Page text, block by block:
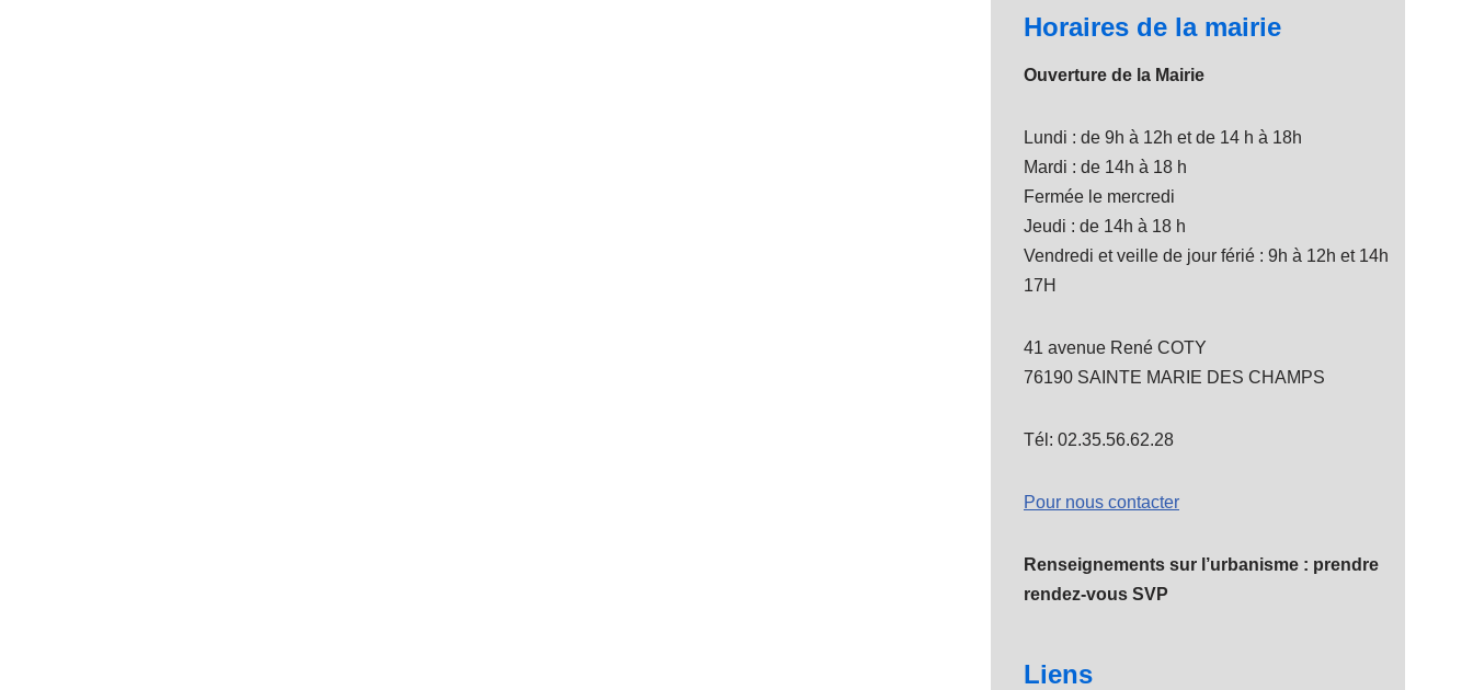
Horaires de la mairie
Ouverture de la Mairie
Lundi : de 9h à 12h et de 14 h à 18h
Mardi : de 14h à 18 h
Fermée le mercredi
Jeudi : de 14h à 18 h
Vendredi et veille de jour férié : 9h à 12h et 14h
17H
41 avenue René COTY
76190 SAINTE MARIE DES CHAMPS
Tél: 02.35.56.62.28
Pour nous contacter
Renseignements sur l’urbanisme : prendre
rendez-vous SVP
Liens